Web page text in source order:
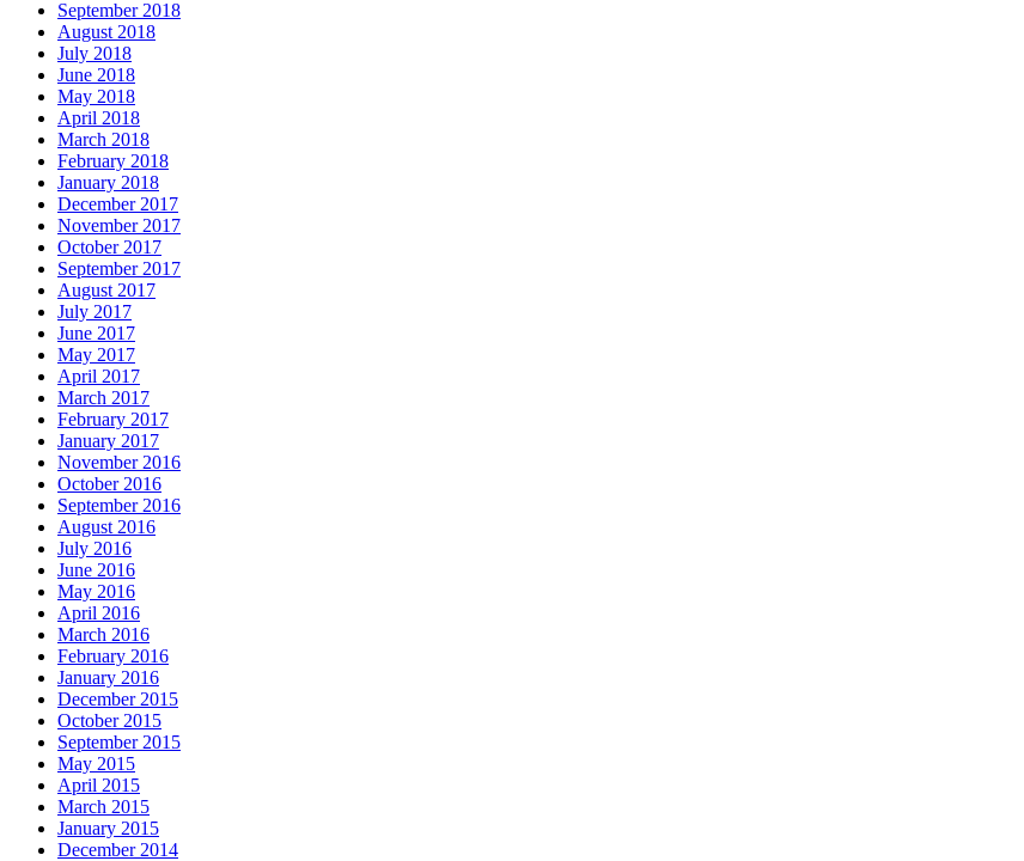
September 2018
August 2018
July 2018
June 2018
May 2018
April 2018
March 2018
February 2018
January 2018
December 2017
November 2017
October 2017
September 2017
August 2017
July 2017
June 2017
May 2017
April 2017
March 2017
February 2017
January 2017
November 2016
October 2016
September 2016
August 2016
July 2016
June 2016
May 2016
April 2016
March 2016
February 2016
January 2016
December 2015
October 2015
September 2015
May 2015
April 2015
March 2015
January 2015
December 2014